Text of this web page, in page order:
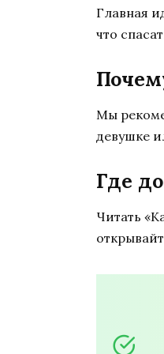
Главная
что
Мы
девушке
Где
Читать